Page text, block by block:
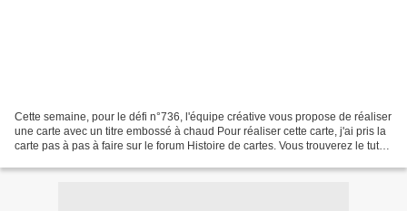
Cette semaine, pour le défi n°736, l'équipe créative vous propose de réaliser
une carte avec un titre embossé à chaud Pour réaliser cette carte, j'ai pris la
carte pas à pas à faire sur le forum Histoire de cartes. Vous trouverez le tuto